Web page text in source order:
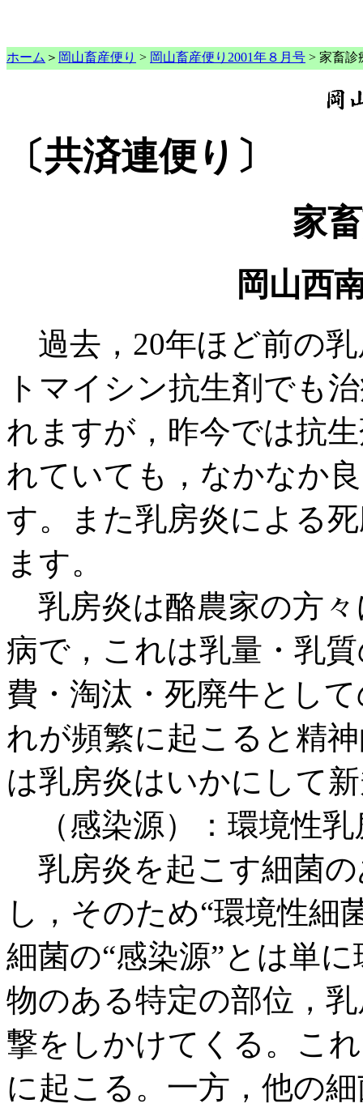
ホーム ＞ 岡山畜産便り > 岡山畜産便り2001年８月号 > 家畜診
〔共済連便り〕
家
岡山
過去，20年ほど前の
トマイシン抗生剤でも
れますが，昨今では抗
れていても，なかなか
す。また乳房炎による
ます。
乳房炎は酪農家の方
病で，これは乳量・乳
費・淘汰・死廃牛とし
れが頻繁に起こると精
は乳房炎はいかにして
（感染源）：環境性乳
乳房炎を起こす細菌
し，そのため“環境性細
細菌の“感染源”とは単
物のある特定の部位，
撃をしかけてくる。こ
に起こる。一方，他の